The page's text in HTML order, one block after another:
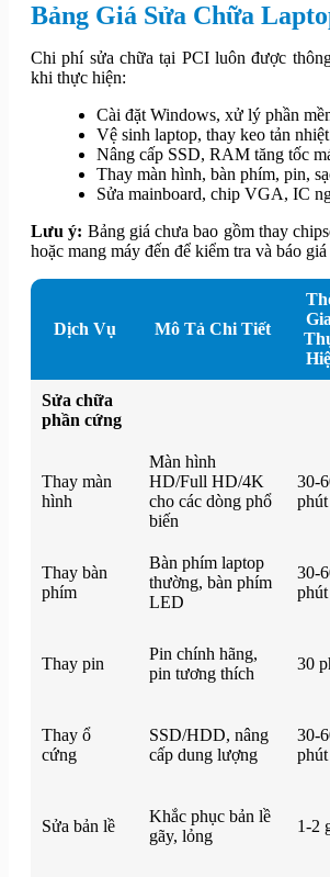
Bảng Giá Sửa Chữa
Chi phí sửa chữa tại PCI luôn được
khi thực hiện:
Cài đặt Windows, xử lý phần
Vệ sinh laptop, thay keo tản nhiệt
Nâng cấp SSD, RAM tăng tốc
Thay màn hình, bàn phím, pin,
Sửa mainboard, chip VGA, IC
Lưu ý: Bảng giá chưa bao gồm thay
hoặc mang máy đến để kiểm tra và báo
Dịch Vụ Mô Tả Chi Tiết
Sửa chữa
phần cứng
Thay màn
hình
Màn hình
HD/Full HD/4K
cho các dòng phổ
biến
30-
phút
Thay bàn
phím
Bàn phím laptop
thường, bàn phím
LED
30-
phút
Thay pin
Pin chính hãng,
pin tương thích
30
Thay ổ
cứng
SSD/HDD, nâng
cấp dung lượng
30-
phút
Sửa bản lề
Khắc phục bản lề
gãy, lỏng
1-2